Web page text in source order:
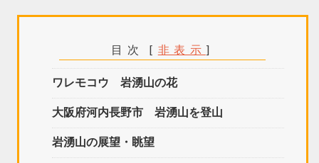
目次 [ 非表示 ]
ワレモコウ 岩湧山の花
大阪府河内長野市 岩湧山を登山
岩湧山の展望・眺望